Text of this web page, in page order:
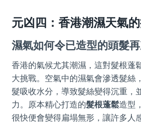
元凶四：香港潮濕天氣
濕氣如何令已造型的頭髮
香港的氣候尤其潮濕，這對髮根蓬
大挑戰。空氣中的濕氣會滲透髮絲
髮吸收水分，導致髮絲變得沉重，
力。原本精心打造的髮根蓬鬆造型
很快便會變得扁塌無形，讓許多人